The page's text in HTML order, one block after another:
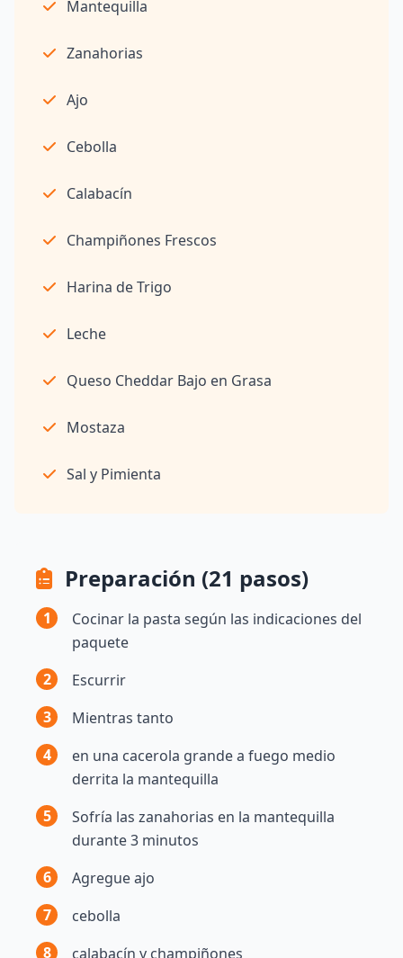
Mantequilla
Zanahorias
Ajo
Cebolla
Calabacín
Champiñones Frescos
Harina de Trigo
Leche
Queso Cheddar Bajo en Grasa
Mostaza
Sal y Pimienta
Preparación (21 pasos)
1
Cocinar la pasta según las indicaciones del
paquete
2
Escurrir
3
Mientras tanto
4
en una cacerola grande a fuego medio
derrita la mantequilla
5
Sofría las zanahorias en la mantequilla
durante 3 minutos
6
Agregue ajo
7
cebolla
8
calabacín y champiñones